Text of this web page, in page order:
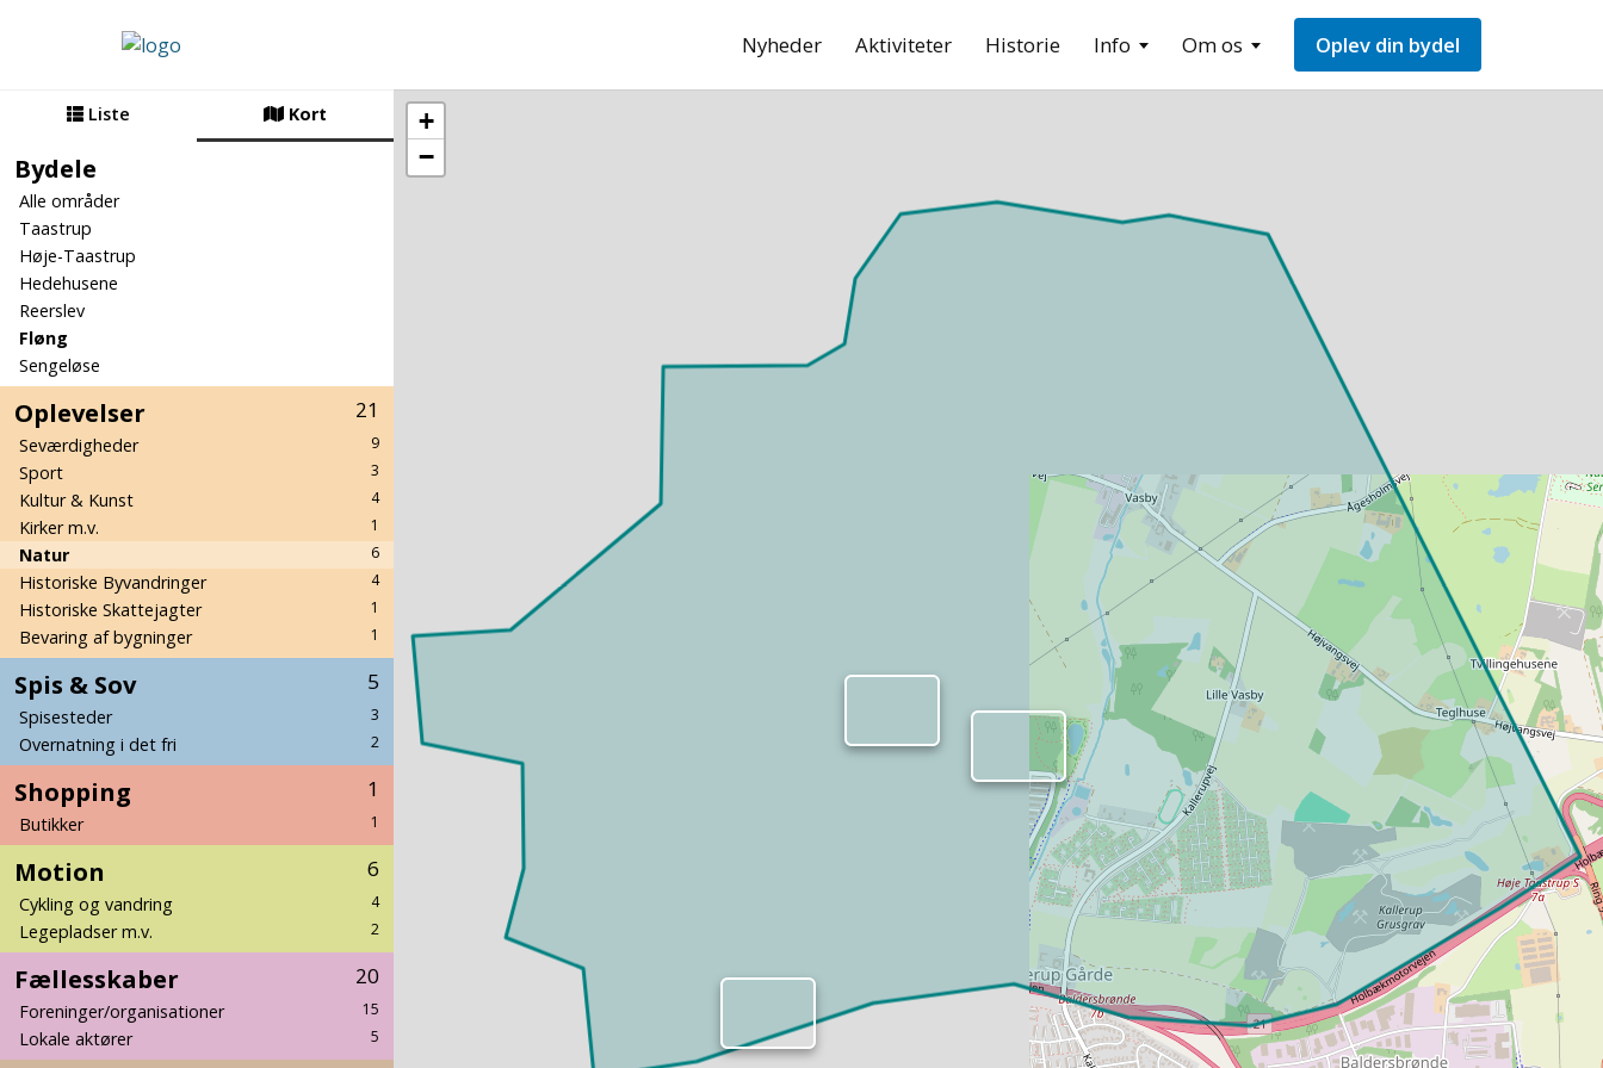
Nyheder Aktiviteter Historie Info Om os Oplev din bydel
Liste Kort
Bydele
Alle områder
Taastrup
Høje-Taastrup
Hedehusene
Reerslev
Fløng
Sengeløse
21
Oplevelser
9
Seværdigheder
3
Sport
4
Kultur & Kunst
1
Kirker m.v.
6
Natur
4
Historiske Byvandringer
1
Historiske Skattejagter
1
Bevaring af bygninger
5
Spis & Sov
3
Spisesteder
2
Overnatning i det fri
1
Shopping
1
Butikker
6
Motion
4
Cykling og vandring
2
Legepladser m.v.
20
Fællesskaber
15
Foreninger/organisationer
5
Lokale aktører
+
−